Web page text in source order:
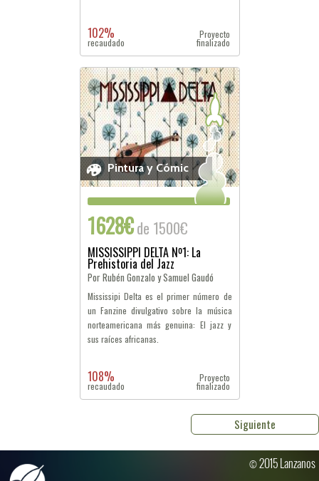
102%
recaudado
Proyecto
finalizado
Pintura y Cómic
1628€de 1500€
MISSISSIPPI DELTA Nº1: La
Prehistoria del Jazz
Por Rubén Gonzalo y Samuel Gaudó
Mississipi Delta es el primer número de
un Fanzine divulgativo sobre la música
norteamericana más genuina: El jazz y
sus raíces africanas.
108%
recaudado
Proyecto
finalizado
Siguiente
© 2015 Lanzanos